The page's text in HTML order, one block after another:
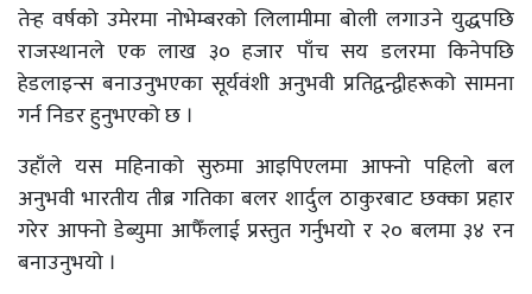
तेर्‍ह वर्षको उमेरमा नोभेम्बरको लिलामीमा बोली लगाउने युद्धपछि
राजस्थानले एक लाख ३० हजार पाँच सय डलरमा किनेपछि
हेडलाइन्स बनाउनुभएका सूर्यवंशी अनुभवी प्रतिद्वन्द्वीहरूको सामना
गर्न निडर हुनुभएको छ ।
उहाँले यस महिनाको सुरुमा आइपिएलमा आफ्नो पहिलो बल
अनुभवी भारतीय तीब्र गतिका बलर शार्दुल ठाकुरबाट छक्का प्रहार
गरेर आफ्नो डेब्युमा आफैँलाई प्रस्तुत गर्नुभयो र २० बलमा ३४ रन
बनाउनुभयो ।